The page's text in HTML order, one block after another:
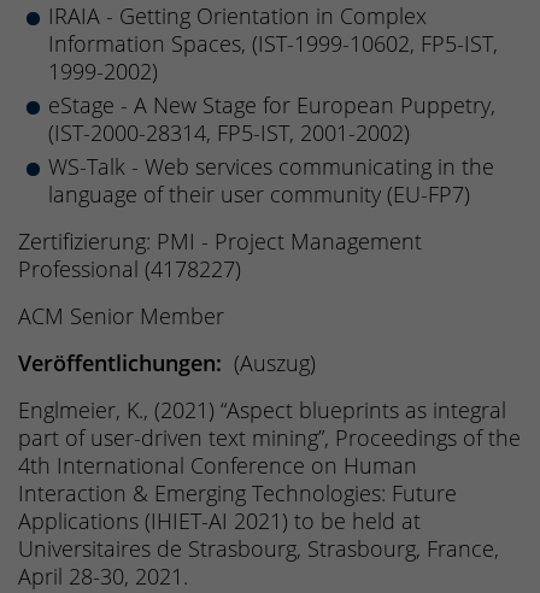
IRAIA - Getting Orientation in Complex
Information Spaces, (IST-1999-10602, FP5-IST,
1999-2002)
eStage - A New Stage for European Puppetry,
(IST-2000-28314, FP5-IST, 2001-2002)
WS-Talk - Web services communicating in the
language of their user community (EU-FP7)
Zertifizierung: PMI - Project Management
Professional (4178227)
ACM Senior Member
Veröffentlichungen: (Auszug)
Englmeier, K., (2021) “Aspect blueprints as integral
part of user-driven text mining”, Proceedings of the
4th International Conference on Human
Interaction & Emerging Technologies: Future
Applications (IHIET-AI 2021) to be held at
Universitaires de Strasbourg, Strasbourg, France,
April 28-30, 2021.